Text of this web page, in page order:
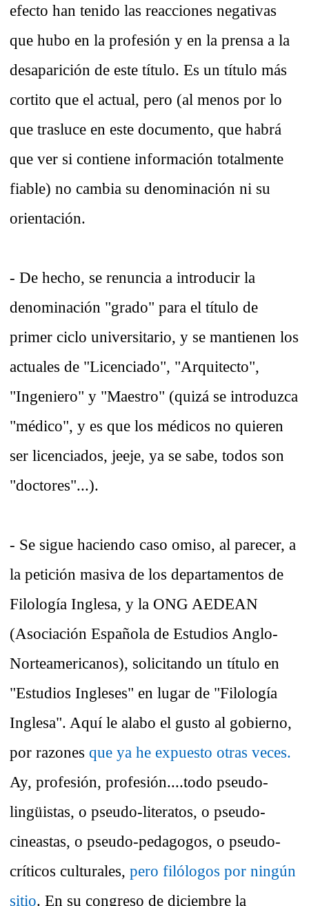
efecto han tenido las reacciones negativas
que hubo en la profesión y en la prensa a la
desaparición de este título. Es un título más
cortito que el actual, pero (al menos por lo
que trasluce en este documento, que habrá
que ver si contiene información totalmente
fiable) no cambia su denominación ni su
orientación.
- De hecho, se renuncia a introducir la
denominación "grado" para el título de
primer ciclo universitario, y se mantienen los
actuales de "Licenciado", "Arquitecto",
"Ingeniero" y "Maestro" (quizá se introduzca
"médico", y es que los médicos no quieren
ser licenciados, jeeje, ya se sabe, todos son
"doctores"...).
- Se sigue haciendo caso omiso, al parecer, a
la petición masiva de los departamentos de
Filología Inglesa, y la ONG AEDEAN
(Asociación Española de Estudios Anglo-
Norteamericanos), solicitando un título en
"Estudios Ingleses" en lugar de "Filología
Inglesa". Aquí le alabo el gusto al gobierno,
por razones que ya he expuesto otras veces.
Ay, profesión, profesión....todo pseudo-
lingüistas, o pseudo-literatos, o pseudo-
cineastas, o pseudo-pedagogos, o pseudo-
críticos culturales, pero filólogos por ningún
sitio. En su congreso de diciembre la